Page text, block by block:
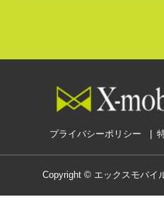
プライバシーポリシー
Copyright © エックスモバイ